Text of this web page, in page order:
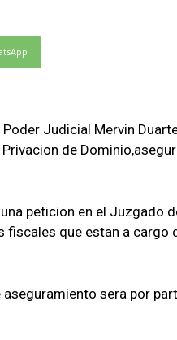
Judicial Mervin
de
peticion en el Juzgado
fiscales que estan a cargo
sera por